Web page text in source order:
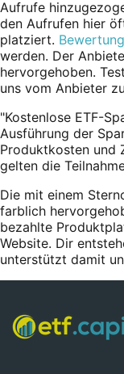
Aufrufe
den Aufrufen hier
platziert.
werden. Der
hervorgehoben.
uns vom Anbieter
"Kostenlose ETF-
Ausführung der
Produktkosten und
gelten die
Die mit einem
farblich
bezahlte
Website. Dir
unterstützt damit